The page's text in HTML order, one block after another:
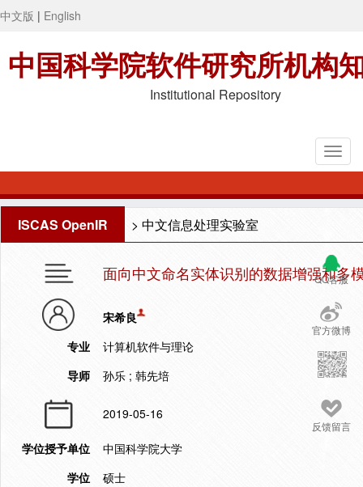
中文版 | English
中国科学院软件研究所机构
Institutional Repository
ISCAS OpenIR > 中文信息处理实验室
QQ客服
官方微博
反馈留言
面向中文命名实体识别的数据增强和多
宋希良
专业
计算机软件与理论
导师
孙乐 ; 韩先培
2019-05-16
学位授予单位
中国科学院大学
学位
硕士